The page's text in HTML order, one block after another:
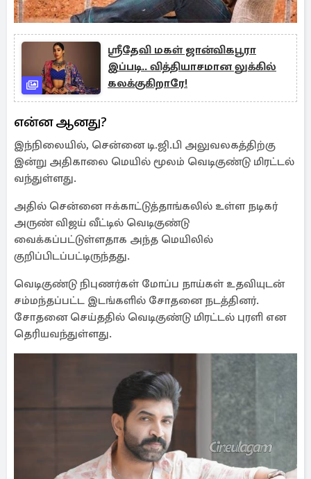
ஸ்ரீதேவி மகள் ஜான்விகபூரா
இப்படி.. வித்தியாசமான லுக்கில்
கலக்குகிறாரே!
என்ன ஆனது?
இந்நிலையில், சென்னை டி.ஜி.பி அலுவலகத்திற்கு
இன்று அதிகாலை மெயில் மூலம் வெடிகுண்டு மிரட்டல்
வந்துள்ளது.
அதில் சென்னை ஈக்காட்டுத்தாங்கலில் உள்ள நடிகர்
அருண் விஜய் வீட்டில் வெடிகுண்டு
வைக்கப்பட்டுள்ளதாக அந்த மெயிலில்
குறிப்பிடப்பட்டிருந்தது.
வெடிகுண்டு நிபுணர்கள் மோப்ப நாய்கள் உதவியுடன்
சம்மந்தப்பட்ட இடங்களில் சோதனை நடத்தினர்.
சோதனை செய்ததில் வெடிகுண்டு மிரட்டல் புரளி என
தெரியவந்துள்ளது.